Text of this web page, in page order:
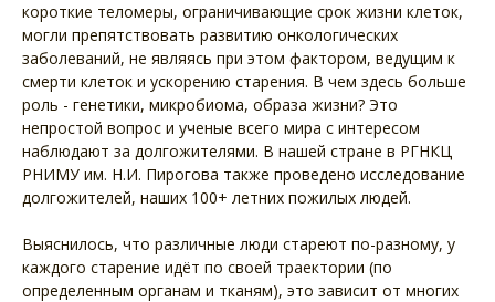
короткие теломеры, ограничивающие срок жизни клеток,
могли препятствовать развитию онкологических
заболеваний, не являясь при этом фактором, ведущим к
смерти клеток и ускорению старения. В чем здесь больше
роль - генетики, микробиома, образа жизни? Это
непростой вопрос и ученые всего мира с интересом
наблюдают за долгожителями. В нашей стране в РГНКЦ
РНИМУ им. Н.И. Пирогова также проведено исследование
долгожителей, наших 100+ летних пожилых людей.
Выяснилось, что различные люди стареют по-разному, у
каждого старение идёт по своей траектории (по
определенным органам и тканям), это зависит от многих